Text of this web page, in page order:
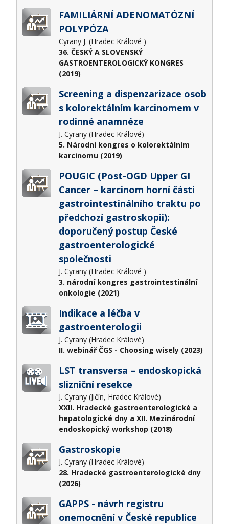
FAMILIÁRNÍ ADENOMATÓZNÍ
POLYPÓZA
Cyrany J. (Hradec Králové )
36. ČESKÝ A SLOVENSKÝ
GASTROENTEROLOGICKÝ KONGRES
(2019)
Screening a dispenzarizace osob
s kolorektálním karcinomem v
rodinné anamnéze
J. Cyrany (Hradec Králové)
5. Národní kongres o kolorektálním
karcinomu (2019)
POUGIC (Post-OGD Upper GI
Cancer – karcinom horní části
gastrointestinálního traktu po
předchozí gastroskopii):
doporučený postup České
gastroenterologické
společnosti
J. Cyrany (Hradec Králové )
3. národní kongres gastrointestinální
onkologie (2021)
Indikace a léčba v
gastroenterologii
J. Cyrany (Hradec Králové)
II. webinář ČGS - Choosing wisely (2023)
LST transversa – endoskopická
slizniční resekce
J. Cyrany (Jičín, Hradec Králové)
XXII. Hradecké gastroenterologické a
hepatologické dny a XII. Mezinárodní
endoskopický workshop (2018)
Gastroskopie
J. Cyrany (Hradec Králové)
28. Hradecké gastroenterologické dny
(2026)
GAPPS - návrh registru
onemocnění v České republice